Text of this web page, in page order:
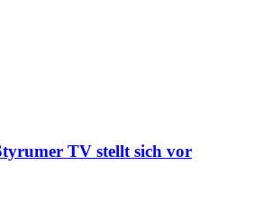
TV stellt sich vor